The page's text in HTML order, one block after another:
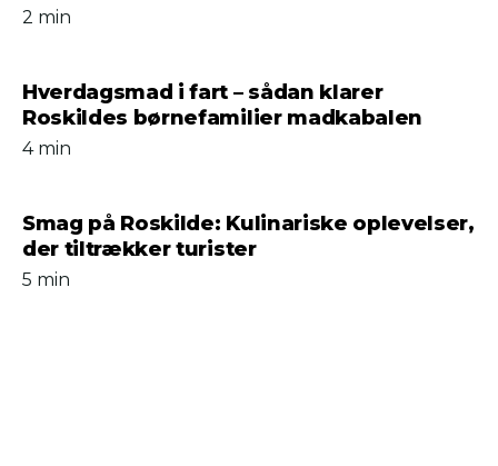
2 min
Hverdagsmad i fart – sådan klarer
Roskildes børnefamilier madkabalen
4 min
Smag på Roskilde: Kulinariske oplevelser,
der tiltrækker turister
5 min